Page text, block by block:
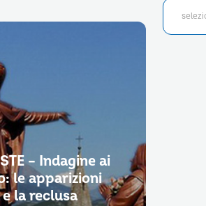
– Indagine ai
le apparizioni
la reclusa